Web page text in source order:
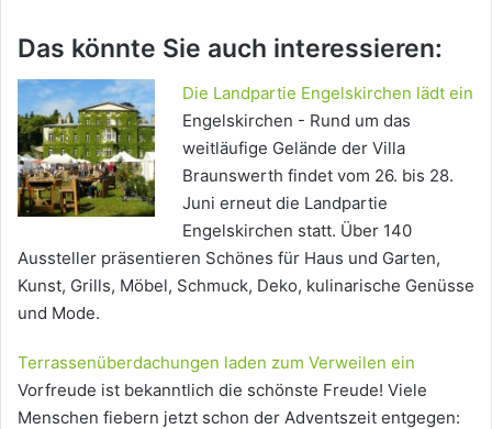
Das könnte Sie auch interessieren:
Die Landpartie Engelskirchen lädt ein
Engelskirchen - Rund um das
weitläufige Gelände der Villa
Braunswerth findet vom 26. bis 28.
Juni erneut die Landpartie
Engelskirchen statt. Über 140
Aussteller präsentieren Schönes für Haus und Garten,
Kunst, Grills, Möbel, Schmuck, Deko, kulinarische Genüsse
und Mode.
Terrassenüberdachungen laden zum Verweilen ein
Vorfreude ist bekanntlich die schönste Freude! Viele
Menschen fiebern jetzt schon der Adventszeit entgegen: